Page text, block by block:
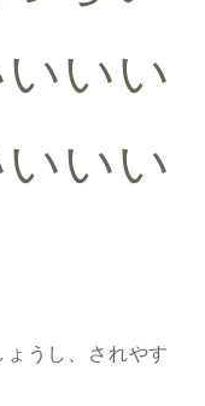
いい
いい
うし、されやす